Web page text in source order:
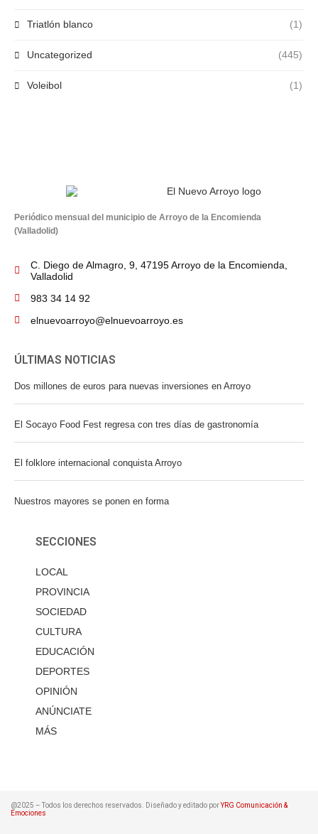
Triatlón blanco (1)
Uncategorized (445)
Voleibol (1)
Periódico mensual del municipio de Arroyo de la Encomienda
(Valladolid)
C. Diego de Almagro, 9, 47195 Arroyo de la Encomienda,
Valladolid
983 34 14 92
elnuevoarroyo@elnuevoarroyo.es
ÚLTIMAS NOTICIAS
Dos millones de euros para nuevas inversiones en Arroyo
El Socayo Food Fest regresa con tres días de gastronomía
El folklore internacional conquista Arroyo
Nuestros mayores se ponen en forma
SECCIONES
LOCAL
PROVINCIA
SOCIEDAD
CULTURA
EDUCACIÓN
DEPORTES
OPINIÓN
ANÚNCIATE
MÁS
@2025 – Todos los derechos reservados. Diseñado y editado porYRG Comunicación &
Emociones